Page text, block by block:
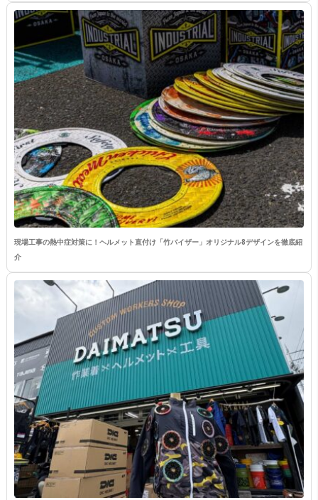
現場工事の熱中症対策に！ヘルメット直付け「竹バイザー」オリジナル8デザインを徹底紹
介